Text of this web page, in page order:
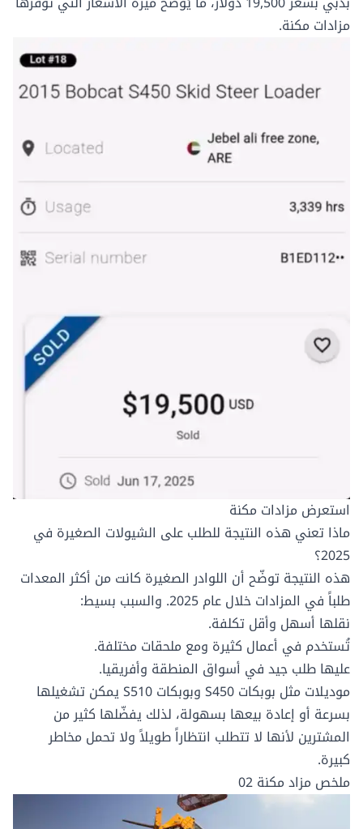
مزادات مكنة.
استعرض مزادات مكنة
ماذا تعني هذه النتيجة للطلب على الشيولات الصغيرة في
2025؟
هذه النتيجة توضّح أن اللوادر الصغيرة كانت من أكثر المعدات
طلباً في المزادات خلال عام 2025. والسبب بسيط:
نقلها أسهل وأقل تكلفة.
تُستخدم في أعمال كثيرة ومع ملحقات مختلفة.
عليها طلب جيد في أسواق المنطقة وأفريقيا.
موديلات مثل بوبكات S450 وبوبكات S510
يمكن تشغيلها
بسرعة أو إعادة بيعها بسهولة، لذلك يفضّلها كثير من
المشترين لأنها لا تتطلب انتظاراً طويلاً ولا تحمل مخاطر
كبيرة.
ملخص مزاد مكنة 02